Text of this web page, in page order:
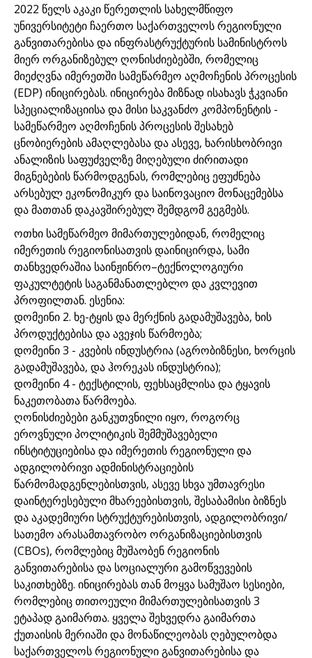
2022 წელს აკაკი წერეთლის სახელმწიფო
უნივერსიტეტი ჩაერთო საქართველოს რეგიონული
განვითარებისა და ინფრასტრუქტურის სამინისტროს
მიერ ორგანიზებულ ღონისძიებებში, რომელიც
მიეძღვნა იმერეთში სამეწარმეო აღმოჩენის პროცესის
(EDP) ინიცირებას. ინიცირება მიზნად ისახავს ჭკვიანი
სპეციალიზაციისა და მისი საკვანძო კომპონენტის -
სამეწარმეო აღმოჩენის პროცესის შესახებ
ცნობიერების ამაღლებასა და ასევე, ხარისხობრივი
ანალიზის საფუძველზე მიღებული ძირითადი
მიგნებების წარმოდგენას, რომლებიც ეფუძნება
არსებულ ეკონომიკურ და საინოვაციო მონაცემებსა
და მათთან დაკავშირებულ შემდგომ გეგმებს.
ოთხი სამეწარმეო მიმართულებიდან, რომელიც
იმერეთის რეგიონისათვის დაინიცირდა, სამი
თანხვედრაშია საინჟინრო–ტექნოლოგიური
ფაკულტეტის საგანმანათლებლო და კვლევით
პროფილთან. ესენია:
დომეინი 2. ხე-ტყის და მერქნის გადამუშავება, ხის
პროდუქტებისა და ავეჯის წარმოება;
დომეინი 3 - კვების ინდუსტრია (აგრობიზნესი, ხორცის
გადამუშავება, და ჰორეკას ინდუსტრია);
დომეინი 4 - ტექსტილის, ფეხსაცმლისა და ტყავის
ნაკეთობათა წარმოება.
ღონისძიებები განკუთვნილი იყო, როგორც
ეროვნული პოლიტიკის შემმუშავებელი
ინსტიტუციებისა და იმერეთის რეგიონული და
ადგილობრივი ადმინისტრაციების
წარმომადგენლებისთვის, ასევე სხვა უმთავრესი
დაინტერესებული მხარეებისთვის, შესაბამისი ბიზნეს
და აკადემიური სტრუქტურებისთვის, ადგილობრივი/
სათემო არასამთავრობო ორგანიზაციებისთვის
(CBOs), რომლებიც მუშაობენ რეგიონის
განვითარებისა და სოციალური გამოწვევების
საკითხებზე. ინიცირებას თან მოყვა სამუშაო სესიები,
რომლებიც თითოეული მიმართულებისათვის 3
ეტაპად გაიმართა. ყველა შეხვედრა გაიმართა
ქუთაისის მერიაში და მონაწილეობას ღებულობდა
საქართველოს რეგიონული განვითარებისა და